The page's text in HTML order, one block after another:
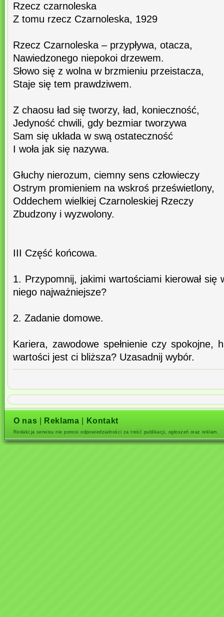
Rzecz czarnoleska
Z tomu rzecz Czarnoleska, 1929
Rzecz Czarnoleska – przypływa, otacza,
Nawiedzonego niepokoi drzewem.
Słowo się z wolna w brzmieniu przeistacza,
Staje się tem prawdziwem.
Z chaosu ład się tworzy, ład, konieczność,
Jedyność chwili, gdy bezmiar tworzywa
Sam się układa w swą ostateczność
I woła jak się nazywa.
Głuchy nierozum, ciemny sens człowieczy
Ostrym promieniem na wskroś prześwietlony,
Oddechem wielkiej Czarnoleskiej Rzeczy
Zbudzony i wyzwolony.
III Część końcowa.
1. Przypomnij, jakimi wartościami kierował się
niego najważniejsze?
2. Zadanie domowe.
Kariera, zawodowe spełnienie czy spokojne,
wartości jest ci bliższa? Uzasadnij wybór.
O nas Reklama Kontakt
Redakcja serwisu nie ponosi odpowiedzialności za treść publikacji, ogłoszeń oraz reklam.